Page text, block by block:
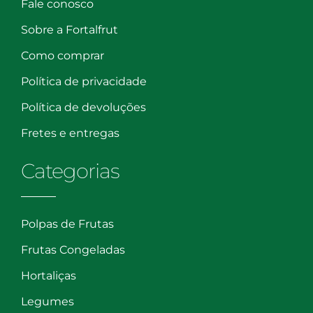
Fale conosco
Sobre a Fortalfrut
Como comprar
Política de privacidade
Política de devoluções
Fretes e entregas
Categorias
Polpas de Frutas
Frutas Congeladas
Hortaliças
Legumes